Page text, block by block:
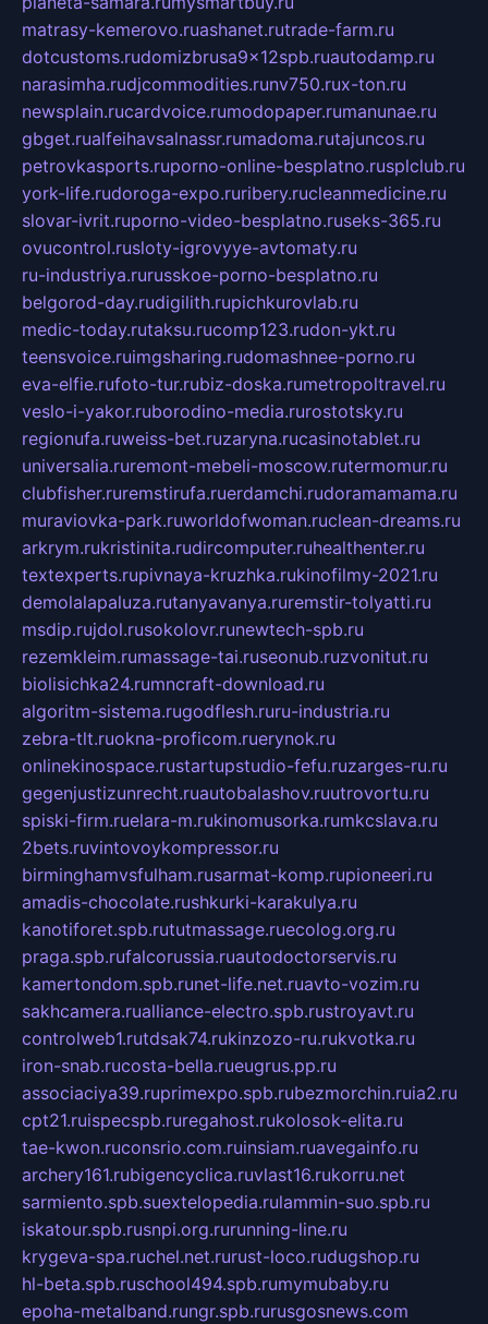
matrasy-kemerovo.ruashanet.rutrade-farm.ru
dotcustoms.rudomizbrusa9x12spb.ruautodamp.ru
narasimha.rudjcommodities.runv750.rux-ton.ru
newsplain.rucardvoice.rumodopaper.rumanunae.ru
gbget.rualfeihavsalnassr.rumadoma.rutajuncos.ru
petrovkasports.ruporno-online-besplatno.rusplclub.ru
york-life.rudoroga-expo.ruribery.rucleanmedicine.ru
slovar-ivrit.ruporno-video-besplatno.ruseks-365.ru
ovucontrol.rusloty-igrovyye-avtomaty.ru
ru-industriya.rurusskoe-porno-besplatno.ru
belgorod-day.rudigilith.rupichkurovlab.ru
medic-today.rutaksu.rucomp123.rudon-ykt.ru
teensvoice.ruimgsharing.rudomashnee-porno.ru
eva-elfie.rufoto-tur.rubiz-doska.rumetropoltravel.ru
veslo-i-yakor.ruborodino-media.rurostotsky.ru
regionufa.ruweiss-bet.ruzaryna.rucasinotablet.ru
universalia.ruremont-mebeli-moscow.rutermomur.ru
clubfisher.ruremstirufa.ruerdamchi.rudoramamama.ru
muraviovka-park.ruworldofwoman.ruclean-dreams.ru
arkrym.rukristinita.rudircomputer.ruhealthenter.ru
textexperts.rupivnaya-kruzhka.rukinofilmy-2021.ru
demolalapaluza.rutanyavanya.ruremstir-tolyatti.ru
msdip.rujdol.rusokolovr.runewtech-spb.ru
rezemkleim.rumassage-tai.ruseonub.ruzvonitut.ru
biolisichka24.rumncraft-download.ru
algoritm-sistema.rugodflesh.ruru-industria.ru
zebra-tlt.ruokna-proficom.ruerynok.ru
onlinekinospace.rustartupstudio-fefu.ruzarges-ru.ru
gegenjustizunrecht.ruautobalashov.ruutrovortu.ru
spiski-firm.ruelara-m.rukinomusorka.rumkcslava.ru
2bets.ruvintovoykompressor.ru
birminghamvsfulham.rusarmat-komp.rupioneeri.ru
amadis-chocolate.rushkurki-karakulya.ru
kanotiforet.spb.rututmassage.ruecolog.org.ru
praga.spb.rufalcorussia.ruautodoctorservis.ru
kamertondom.spb.runet-life.net.ruavto-vozim.ru
sakhcamera.rualliance-electro.spb.rustroyavt.ru
controlweb1.rutdsak74.rukinzozo-ru.rukvotka.ru
iron-snab.rucosta-bella.rueugrus.pp.ru
associaciya39.ruprimexpo.spb.rubezmorchin.ruia2.ru
cpt21.ruispecspb.ruregahost.rukolosok-elita.ru
tae-kwon.ruconsrio.com.ruinsiam.ruavegainfo.ru
archery161.rubigencyclica.ruvlast16.rukorru.net
sarmiento.spb.suextelopedia.rulammin-suo.spb.ru
iskatour.spb.rusnpi.org.rurunning-line.ru
krygeva-spa.ruchel.net.rurust-loco.rudugshop.ru
hl-beta.spb.ruschool494.spb.rumymubaby.ru
epoha-metalband.rungr.spb.rurusgosnews.com